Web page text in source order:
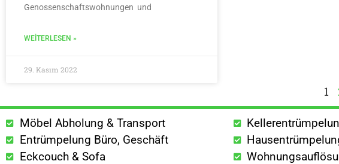
Genossenschaftswohnungen und
WEITERLESEN »
29. Kasım 2022
1
Möbel Abholung & Transport
Entrümpelung Büro, Geschäft
Eckcouch & Sofa